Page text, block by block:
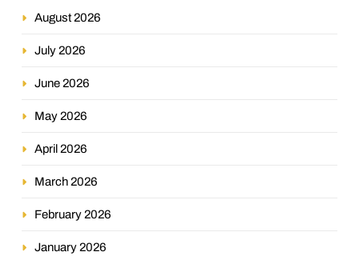
August 2026
July 2026
June 2026
May 2026
April 2026
March 2026
February 2026
January 2026